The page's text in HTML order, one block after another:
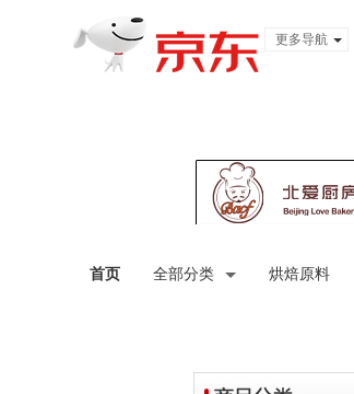
更多导航
首页 全部分类 烘焙原料